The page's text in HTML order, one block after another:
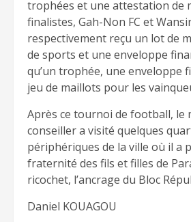
trophées et une attestation de
finalistes, Gah-Non FC et
respectivement reçu un lot de
de sports et une enveloppe
qu’un trophée, une enveloppe
jeu de maillots pour les
Après ce tournoi de football, le
conseiller a visité quelques
périphériques de la ville où il a
fraternité des fils et filles de
ricochet, l’ancrage du Bloc
Daniel KOUAGOU